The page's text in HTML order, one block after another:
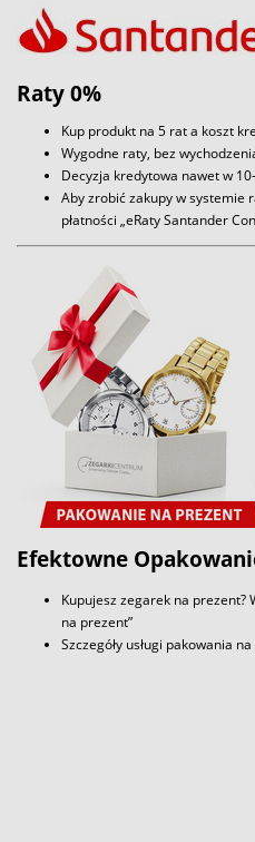
Raty 0%
Kup produkt na 5 rat a koszt
Wygodne raty, bez
Decyzja kredytowa nawet w
Aby zrobić zakupy w systemie
płatności „eRaty Santander
Efektowne
Kupujesz zegarek na prezent?
na prezent”
Szczegóły usługi pakowania